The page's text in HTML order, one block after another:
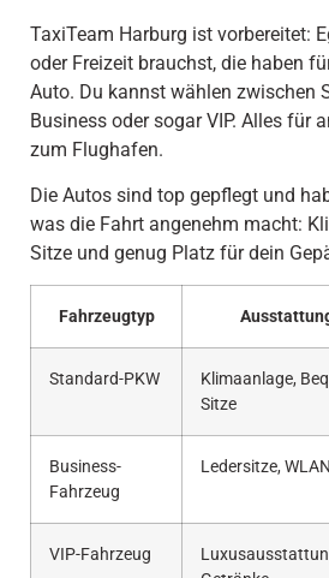
TaxiTeam Harburg ist vorbereitet:
oder Freizeit brauchst, die haben
Auto. Du kannst wählen zwischen
Business oder sogar VIP. Alles für
zum Flughafen.
Die Autos sind top gepflegt und
was die Fahrt angenehm macht:
Sitze und genug Platz für dein
Fahrzeugtyp
Standard-PKW
Klimaanlage,
Sitze
Business-
Fahrzeug
Ledersitze, WLAN
VIP-Fahrzeug